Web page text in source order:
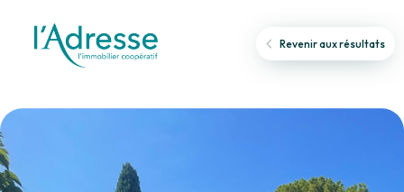
Revenir aux résultats